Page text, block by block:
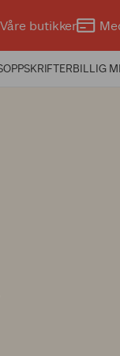
Våre butikker
OPPSKRIFTERBILLIG